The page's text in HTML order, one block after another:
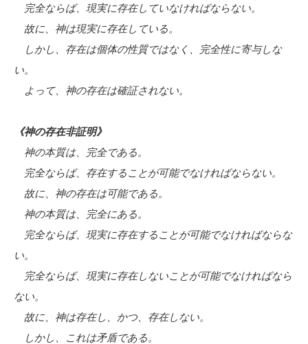
完全ならば、現実に存在していなければならない。
故に、神は現実に存在している。
しかし、存在は個体の性質ではなく、完全性に寄与しな
い。
よって、神の存在は確証されない。
《神の存在非証明》
神の本質は、完全である。
完全ならば、存在することが可能でなければならない。
故に、神の存在は可能である。
神の本質は、完全にある。
完全ならば、現実に存在することが可能でなければならな
い。
完全ならば、現実に存在しないことが可能でなければなら
ない。
故に、神は存在し、かつ、存在しない。
しかし、これは矛盾である。